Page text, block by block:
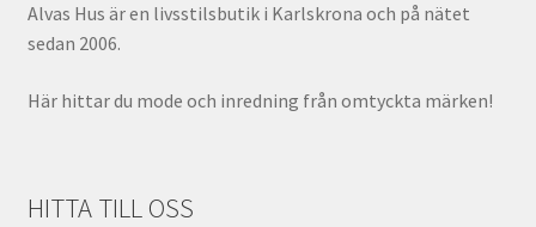
Alvas Hus är en livsstilsbutik i Karlskrona och på nätet
sedan 2006.
Här hittar du mode och inredning från omtyckta märken!
HITTA TILL OSS